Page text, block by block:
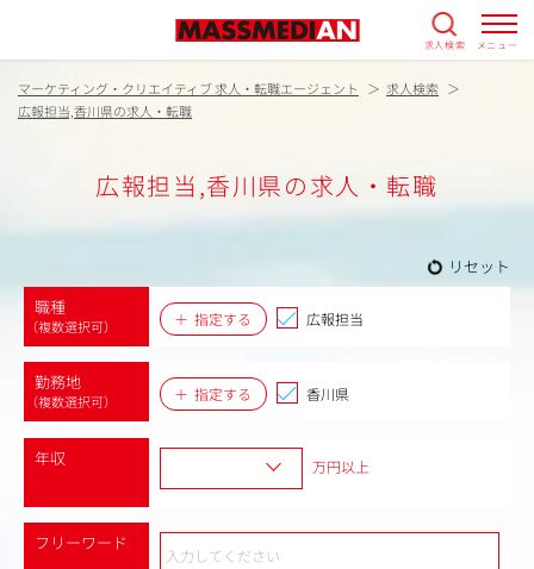
求人検索 メニュー
マーケティング・クリエイティブ 求人・転職エージェント
求人検索
広報担当,香川県の求人・転職
広報担当,香川県の求人・転職
リセット
職種
（複数選択可） 指定する 広報担当
勤務地
（複数選択可） 指定する 香川県
年収 万円以上
フリーワード